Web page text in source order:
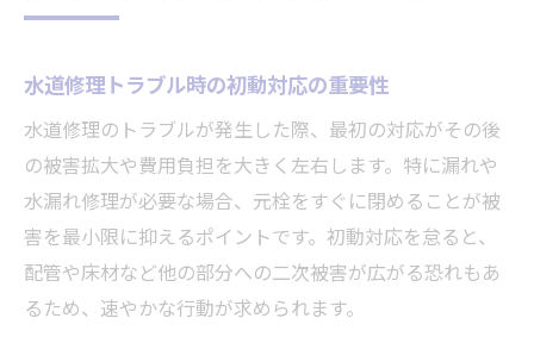
納得できる水道修理の見積もり確認法
水道修理の費用で失敗しない選択方法
水道修理相場を活かす費用節約の工夫
自分でできる水道修理の簡潔な対処法
水道修理を自分で行う基本手順とコツ
水道修理に役立つ工具や部品の選び方
水道修理トラブル時の初動対応の重要性
水道修理のトラブルが発生した際、最初の対応がその後
の被害拡大や費用負担を大きく左右します。特に漏れや
水漏れ修理が必要な場合、元栓をすぐに閉めることが被
害を最小限に抑えるポイントです。初動対応を怠ると、
配管や床材など他の部分への二次被害が広がる恐れもあ
るため、速やかな行動が求められます。